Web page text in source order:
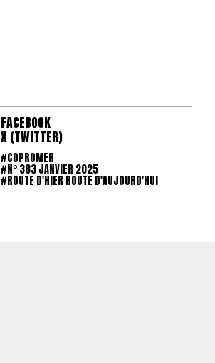
FACEBOOK
X (TWITTER)
#COPROMER
#N° 383 JANVIER 2025
#ROUTE D'HIER ROUTE D'AUJOURD'HUI